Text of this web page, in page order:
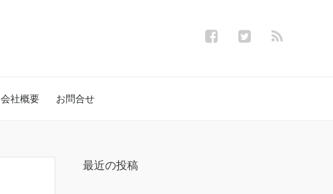
会社概要 お問合せ
最近の投稿